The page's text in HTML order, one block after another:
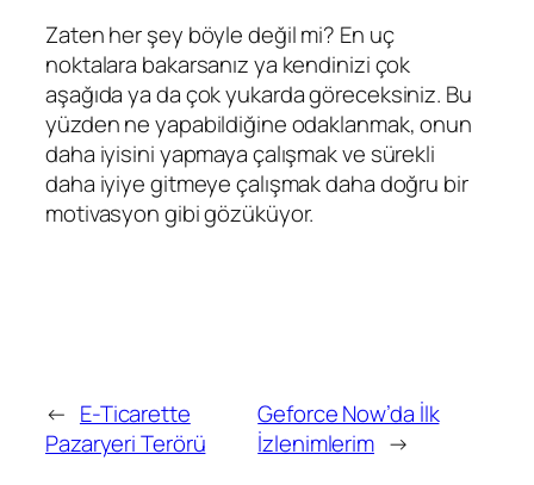
Zaten her şey böyle değil mi? En uç
noktalara bakarsanız ya kendinizi çok
aşağıda ya da çok yukarda göreceksiniz. Bu
yüzden ne yapabildiğine odaklanmak, onun
daha iyisini yapmaya çalışmak ve sürekli
daha iyiye gitmeye çalışmak daha doğru bir
motivasyon gibi gözüküyor.
← E-Ticarette
Pazaryeri Terörü
Geforce Now’da İlk
İzlenimlerim →